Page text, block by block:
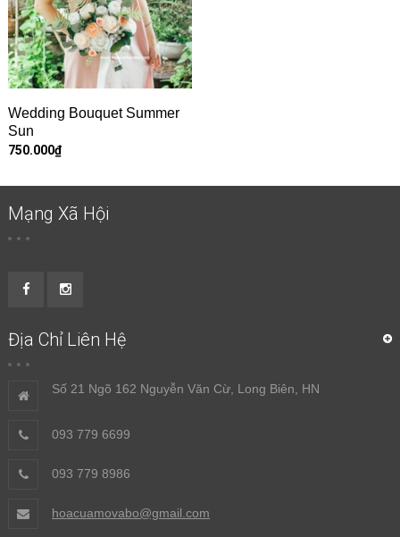
Wedding Bouquet Summer
Sun
750.000₫
Mạng Xã Hội
Địa Chỉ Liên Hệ
Số 21 Ngõ 162 Nguyễn Văn Cừ, Long Biên, HN
093 779 6699
093 779 8986
hoacuamovabo@gmail.com